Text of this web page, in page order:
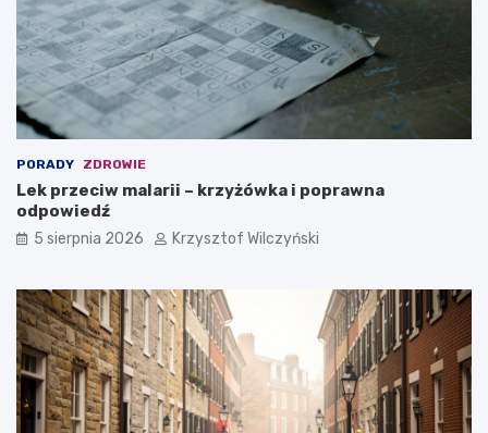
PORADY ZDROWIE
Lek przeciw malarii – krzyżówka i poprawna
odpowiedź
5 sierpnia 2026 Krzysztof Wilczyński